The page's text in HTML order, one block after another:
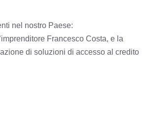
nel nostro Paese:
Francesco Costa, e la
di soluzioni di accesso al credito